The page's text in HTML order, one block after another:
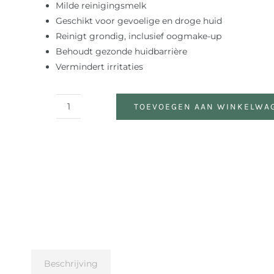
Milde reinigingsmelk
Geschikt voor gevoelige en droge huid
Reinigt grondig, inclusief oogmake-up
Behoudt gezonde huidbarrière
Vermindert irritaties
Cleansing
TOEVOEGEN AAN
Beschrijving